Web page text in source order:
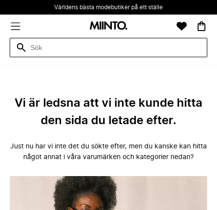
Världens bästa modebutiker på ett ställe
Vi är ledsna att vi inte kunde hitta
den sida du letade efter.
Just nu har vi inte det du sökte efter, men du kanske kan hitta
något annat i våra varumärken och kategorier nedan?